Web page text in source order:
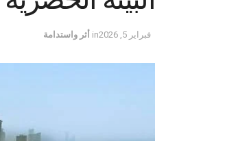
فبراير 5, 2026 in أثر واستدامة